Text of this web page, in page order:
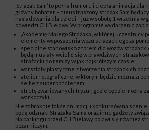
‚Strażak Sam’ to pełna humoru i ciepła animacja dla
główny bohater – nieustraszony strażak Sam
naśladowania dla dzieci – już w sobotę 1 września w
odwiedzi CH Bielawy. W programie wydarzenia
‚Akademię Małego Strażaka’, w której uczestnicy
elementy wyposażenia wozu strażackiego za
specjalne stanowisko z torem dla wozów
będą musiały wcielić się w prawdziwych
strażacki do remizy w jak najkrótszym czasie;
warsztaty plastyczne z tworzenia strażackich
atelier fotograficzne, w którym będzie można
selfie z superbohaterem;
strefę zwariowanych fryzur, gdzie będzie można
warkoczyki.
Nie zabraknie także animacji i konkursów na
będą odznaki Strażaka Sama oraz inne gadżety
Na parkingu przed CH Bielawy pojawi się również
pożarniczym.